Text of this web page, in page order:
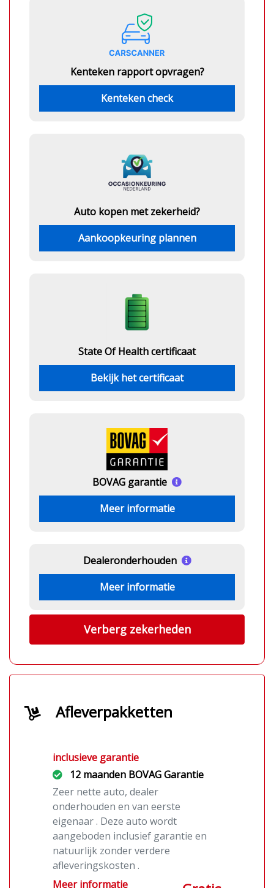
Kenteken rapport opvragen?
Kenteken check
Auto kopen met zekerheid?
Aankoopkeuring plannen
State Of Health certificaat
Bekijk het certificaat
BOVAG garantie
Meer informatie
Dealeronderhouden
Meer informatie
Verberg zekerheden
Afleverpakketten
inclusieve garantie
12 maanden BOVAG Garantie
Zeer nette auto, dealer
onderhouden en van eerste
eigenaar . Deze auto wordt
aangeboden inclusief garantie en
natuurlijk zonder verdere
afleveringskosten .
Meer informatie